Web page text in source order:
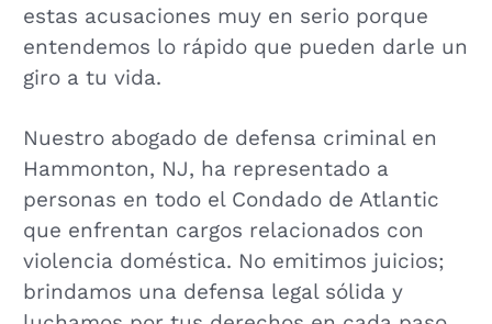
estas acusaciones muy en serio porque
entendemos lo rápido que pueden darle un
giro a tu vida.
Nuestro abogado de defensa criminal en
Hammonton, NJ, ha representado a
personas en todo el Condado de Atlantic
que enfrentan cargos relacionados con
violencia doméstica. No emitimos juicios;
brindamos una defensa legal sólida y